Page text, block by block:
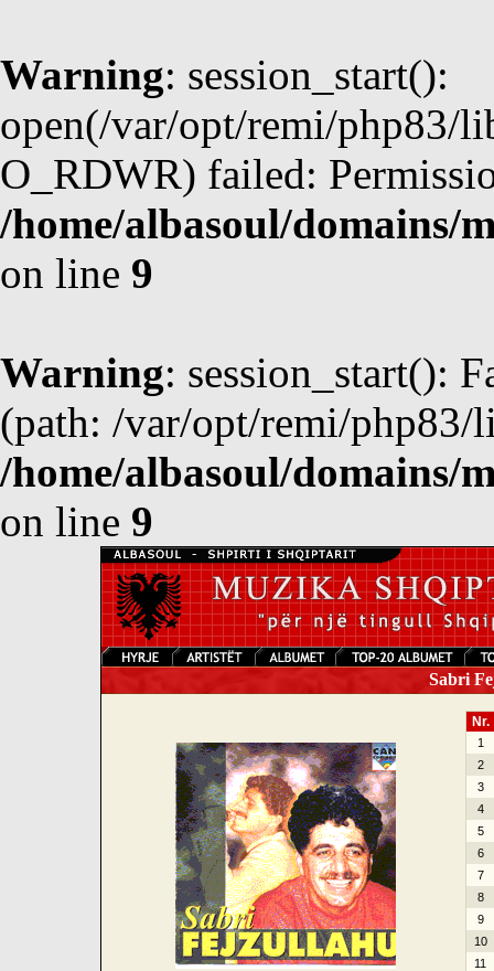
Warning: session_start():
open(/var/opt/remi/php83/
O_RDWR) failed:
/home/albasoul/domains/
on line 9
Warning: session_start():
(path: /var/opt/remi/php83/
/home/albasoul/domains/
on line 9
Sabri
Nr.
1
2
3
4
5
6
7
8
9
10
11